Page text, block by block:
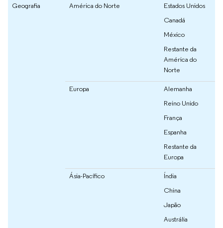
Geografia América do Norte
Estados Unidos
Canadá
México
Restante da
América do
Norte
Europa
Alemanha
Reino Unido
França
Espanha
Restante da
Europa
Ásia-Pacífico
Índia
China
Japão
Austrália